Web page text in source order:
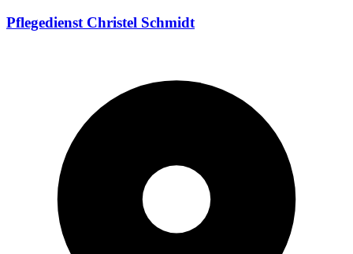
Pflegedienst Christel Schmidt